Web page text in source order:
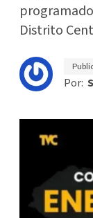
Distrito
Por: